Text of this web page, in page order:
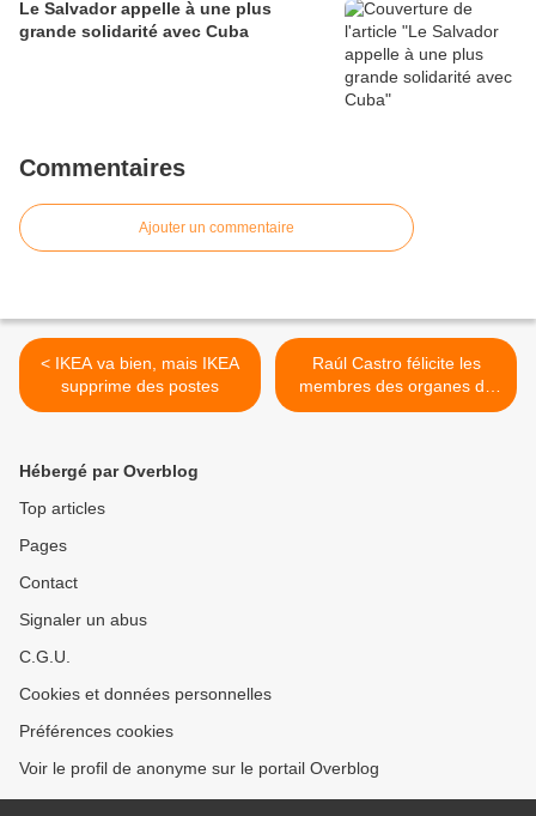
Le Salvador appelle à une plus
grande solidarité avec Cuba
Commentaires
Ajouter un commentaire
< IKEA va bien, mais IKEA
supprime des postes
Raúl Castro félicite les
membres des organes de
sécurité de l'État >
Hébergé par Overblog
Top articles
Pages
Contact
Signaler un abus
C.G.U.
Cookies et données personnelles
Préférences cookies
Voir le profil de anonyme sur le portail Overblog